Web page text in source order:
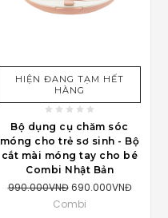
HIỆN ĐANG TẠM HẾT
HÀNG
Bộ dụng cụ chăm sóc
móng cho trẻ sơ sinh - Bộ
cắt mài móng tay cho bé
Combi Nhật Bản
990.000VNĐ 690.000VNĐ
Combi